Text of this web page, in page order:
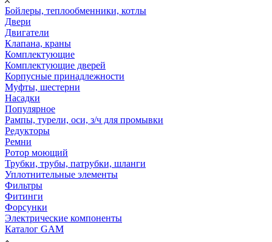
Бойлеры, теплообменники, котлы
Двери
Двигатели
Клапана, краны
Комплектующие
Комплектующие дверей
Корпусные принадлежности
Муфты, шестерни
Насадки
Популярное
Рампы, турели, оси, з/ч для промывки
Редукторы
Ремни
Ротор моющий
Трубки, трубы, патрубки, шланги
Уплотнительные элементы
Фильтры
Фитинги
Форсунки
Электрические компоненты
Каталог GAM